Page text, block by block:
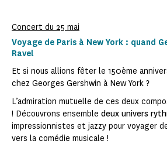
Concert du 25 mai
Voyage de Paris à New York : quand
Ravel
Et si nous allions fêter le 150ème
chez Georges Gershwin à New York ?
L’admiration mutuelle de ces deux
! Découvrons ensemble deux univers
impressionnistes et jazzy pour voyager
vers la comédie musicale !